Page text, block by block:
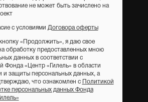
не может быть зачислено на
с условиями Договора оферты
«Продолжить», я даю свое
обработку предоставленных мною
данных в соответствии с
Фонда «Центр «Гилель» в области
и защиты персональных данных, а
что ознакомлен с
Политикой
персональных данных Фонда